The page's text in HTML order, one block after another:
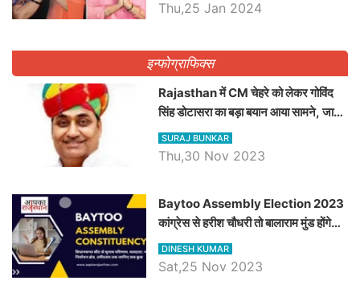
Thu,25 Jan 2024
इन्फोग्राफिक्स
Rajasthan में CM चेहरे को लेकर गोविंद
सिंह डोटासरा का बड़ा बयान आया सामने, जानें
विचार
SURAJ BUNKAR
Thu,30 Nov 2023
Baytoo Assembly Election 2023
कांग्रेस से हरीश चौधरी तो बालाराम मुंड होंगे
भाजपा उम्मीदवार, जानिये बायतू विधानसभा
सीट के ताजा समीकरण
DINESH KUMAR
Sat,25 Nov 2023